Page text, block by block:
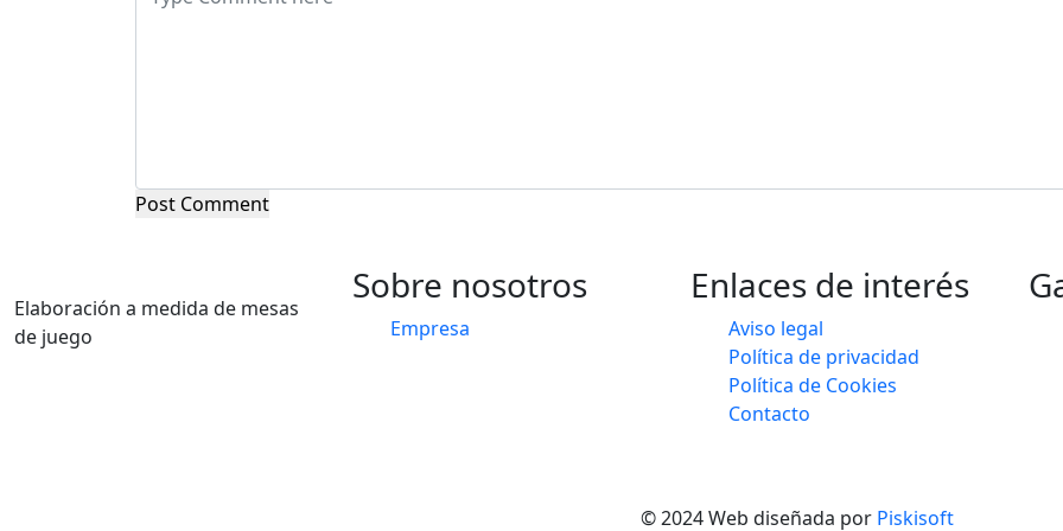
Post Comment
Elaboración a medida de mesas
de juego
Sobre nosotros
Empresa
Enlaces de interés
Aviso legal
Política de privacidad
Política de Cookies
Contacto
© 2024 Web diseñada por Piskisoft